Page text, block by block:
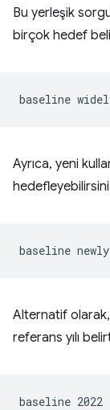
Bu yerleşik
birçok hedef
Ayrıca, yeni
Alternatif
referans yılı